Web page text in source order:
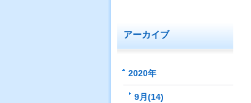
アーカイブ
2020年
9月(14)